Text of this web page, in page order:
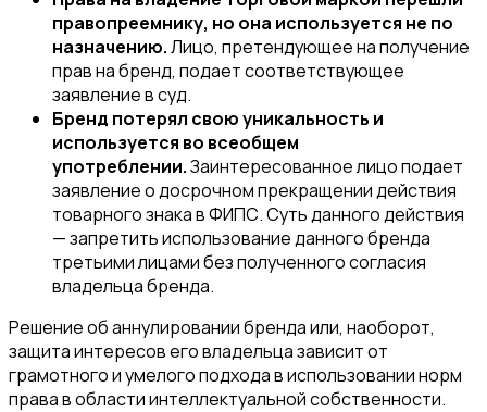
правопреемнику, но она используется не по
назначению.Лицо, претендующее на получение
прав на бренд, подает соответствующее
заявление в суд.
Бренд потерял свою уникальность и
используется во всеобщем
употреблении.Заинтересованное лицо подает
заявление о досрочном прекращении действия
товарного знака в ФИПС. Суть данного действия
— запретить использование данного бренда
третьими лицами без полученного согласия
владельца бренда.
Решение об аннулировании бренда или, наоборот,
защита интересов его владельца зависит от
грамотного и умелого подхода в использовании норм
права в области интеллектуальной собственности.